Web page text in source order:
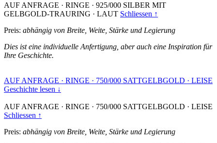
AUF ANFRAGE · RINGE · 925/000 SILBER MIT
GELBGOLD-TRAURING · LAUT Schliessen ↑
Preis: abhängig von Breite, Weite, Stärke und Legierung
Dies ist eine individuelle Anfertigung, aber auch eine Inspiration für
Ihre Geschichte.
AUF ANFRAGE · RINGE · 750/000 SATTGELBGOLD · LEISE
Geschichte lesen ↓
AUF ANFRAGE · RINGE · 750/000 SATTGELBGOLD · LEISE
Schliessen ↑
Preis: abhängig von Breite, Weite, Stärke und Legierung